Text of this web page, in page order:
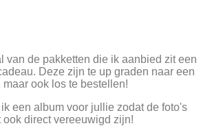
van de pakketten die ik aanbied zit een
Deze zijn te up graden naar een
ook los te bestellen!
een album voor jullie zodat de foto's
direct vereeuwigd zijn!